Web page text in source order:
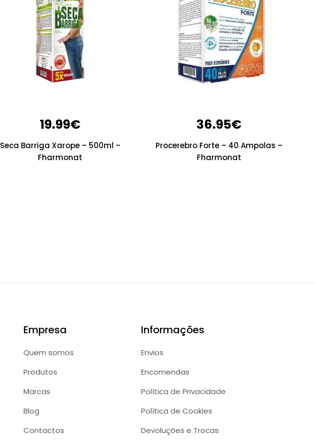
19.99€
Seca Barriga Xarope – 500ml –
Fharmonat
36.95€
Procerebro Forte – 40 Ampolas –
Fharmonat
Empresa
Quem somos
Produtos
Marcas
Blog
Contactos
Informações
Envios
Encomendas
Política de Privacidade
Política de Cookies
Devoluções e Trocas